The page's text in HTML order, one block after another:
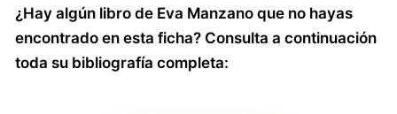
¿Hay algún libro de Eva Manzano que no hayas
encontrado en esta ficha? Consulta a continuación
toda su bibliografía completa: